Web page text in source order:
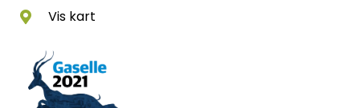
Vis kart